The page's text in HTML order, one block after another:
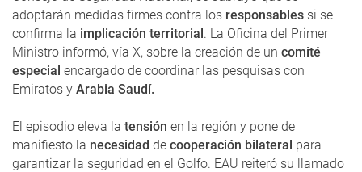
adoptarán medidas firmes contra los responsables si se
confirma la implicación territorial. La Oficina del Primer
Ministro informó, vía X, sobre la creación de un comité
especial encargado de coordinar las pesquisas con
Emiratos y Arabia Saudí.
El episodio eleva la tensión en la región y pone de
manifiesto la necesidad de cooperación bilateral para
garantizar la seguridad en el Golfo. EAU reiteró su llamado